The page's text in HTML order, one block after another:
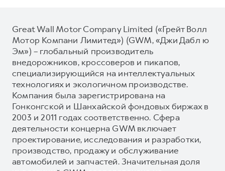
Great Wall Motor Company Limited («Грейт Волл
Мотор Компани Лимитед») (GWM, «Джи Дабл ю
Эм») – глобальный производитель
внедорожников, кроссоверов и пикапов,
специализирующийся на интеллектуальных
технологиях и экологичном производстве.
Компания была зарегистрирована на
Гонконгской и Шанхайской фондовых биржах в
2003 и 2011 годах соответственно. Сфера
деятельности концерна GWM включает
проектирование, исследования и разработки,
производство, продажу и обслуживание
автомобилей и запчастей. Значительная доля